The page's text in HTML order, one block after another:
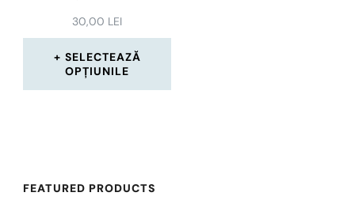
30,00 LEI
SELECTEAZĂ
OPȚIUNILE
mai
FEATURED PRODUCTS